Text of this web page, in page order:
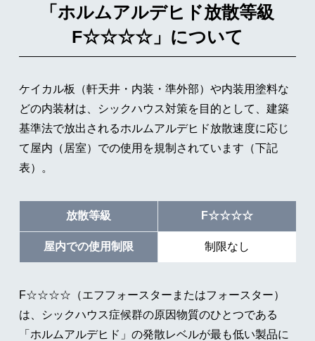
「ホルムアルデヒド放散等級
F☆☆☆☆」について
ケイカル板（軒天井・内装・準外部）や内装用塗料な
どの内装材は、シックハウス対策を目的として、建築
基準法で放出されるホルムアルデヒド放散速度に応じ
て屋内（居室）での使用を規制されています（下記
表）。
放散等級 F☆☆☆☆
屋内での使用制限 制限なし
F☆☆☆☆（エフフォースターまたはフォースター）
は、シックハウス症候群の原因物質のひとつである
「ホルムアルデヒド」の発散レベルが最も低い製品に